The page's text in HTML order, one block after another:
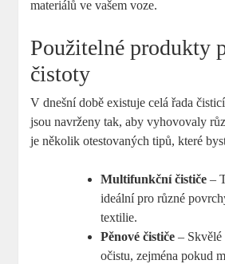
materiálů ve vašem voze.
Použitelné produkty
čistoty
V dnešní době existuje celá řada
jsou navrženy tak, aby vyhovovaly
je několik otestovaných tipů, které
Multifunkční čističe –
ideální pro různé
textilie.
Pěnové čističe –
očistu, zejména pokud